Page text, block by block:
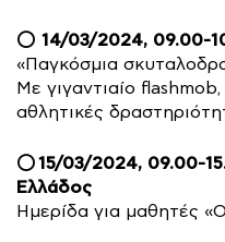
⭕ 14/03/2024, 09.00-
«Παγκόσμια
Με γιγαντιαίο
αθλητικές
⭕15/03/2024, 09.00-
Ελλάδος
Ημερίδα για μαθητές